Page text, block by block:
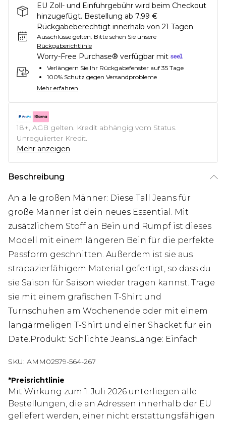
EU Zoll- und Einfuhrgebühr wird beim Checkout
hinzugefügt. Bestellung ab 7,99 €
Rückgabeberechtigt innerhalb von 21 Tagen
Ausschlüsse gelten. Bitte sehen Sie unsere
Rückgaberichtlinie
Worry-Free Purchase® verfügbar mit
Verlängern Sie Ihr Rückgabefenster auf 35 Tage
100% Schutz gegen Versandprobleme
Mehr erfahren
18+, AGB gelten. Kredit abhängig vom Status.
Unregulierter Kredit.
Mehr anzeigen
Beschreibung
An alle großen Männer: Diese Tall Jeans für
große Männer ist dein neues Essential. Mit
zusätzlichem Stoff an Bein und Rumpf ist dieses
Modell mit einem längeren Bein für die perfekte
Passform geschnitten. Außerdem ist sie aus
strapazierfähigem Material gefertigt, so dass du
sie Saison für Saison wieder tragen kannst. Trage
sie mit einem grafischen T-Shirt und
Turnschuhen am Wochenende oder mit einem
langärmeligen T-Shirt und einer Shacket für ein
Date.Produkt: Schlichte JeansLänge: Einfach
SKU: AMM02579-564-267
*Preisrichtlinie
Mit Wirkung zum 1. Juli 2026 unterliegen alle
Bestellungen, die an Adressen innerhalb der EU
geliefert werden, einer nicht erstattungsfähigen